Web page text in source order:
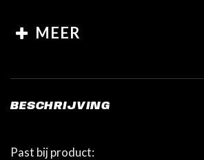
MEER
BESCHRIJVING
Past bij product: